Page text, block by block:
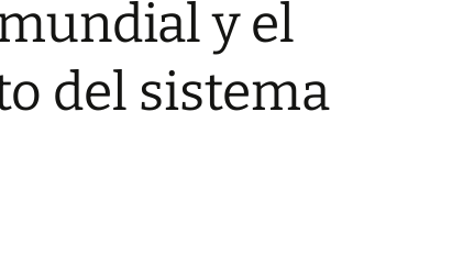
y el
del sistema